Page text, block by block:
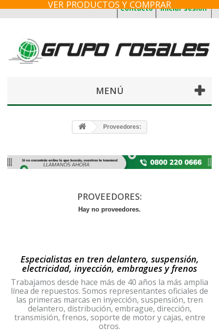
Iniciar sesión
Contacto
MENÚ
Proveedores:
PROVEEDORES:
Hay no proveedores.
Especialistas en tren delantero, suspensión,
electricidad, inyección, embragues y frenos
Trabajamos desde hace más de 40 años la más amplia
línea de repuestos. Somos representantes oficiales de
las primeras marcas en inyección, suspensión, tren
delantero, distribución, embrague, dirección,
transmisión, frenos, soporte de motor y cajas, entre
otros.
VER PRODUCTOS Y COMPRAR